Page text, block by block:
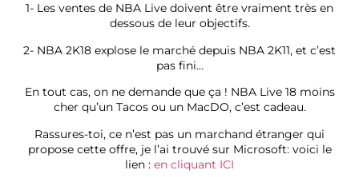
1- Les ventes de NBA Live doivent être vraiment très en
dessous de leur objectifs.
2- NBA 2K18 explose le marché depuis NBA 2K11, et c’est
pas fini…
En tout cas, on ne demande que ça ! NBA Live 18 moins
cher qu’un Tacos ou un MacDO, c’est cadeau.
Rassures-toi, ce n’est pas un marchand étranger qui
propose cette offre, je l’ai trouvé sur Microsoft: voici le
lien : en cliquant ICI